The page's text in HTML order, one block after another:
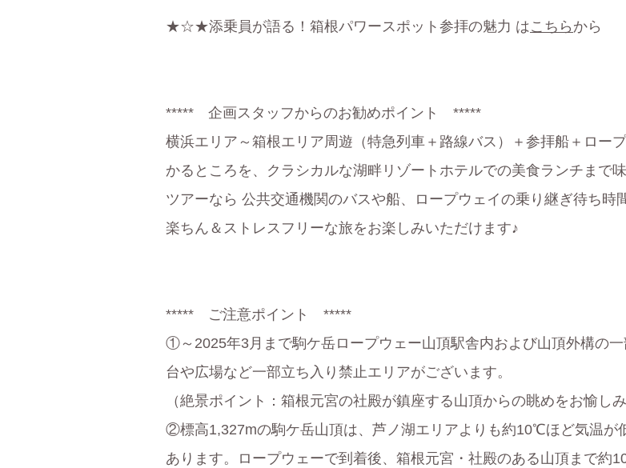
★☆★添乗員が語る！箱根パワースポット参拝の魅力 はこちら から
***** 企画スタッフからのお勧めポイント *****
横浜エリア～箱根エリア周遊（特急列車＋路線バス）＋参拝船＋ロー
かるところを、クラシカルな湖畔リゾートホテルでの美食ランチまで
ツアーなら 公共交通機関のバスや船、ロープウェイの乗り継ぎ待ち時
楽ちん＆ストレスフリーな旅をお楽しみいただけます♪
***** ご注意ポイント *****
①～2025年3月まで駒ケ岳ロープウェー山頂駅舎内および山頂外構の
台や広場など一部立ち入り禁止エリアがございます。
（絶景ポイント：箱根元宮の社殿が鎮座する山頂からの眺めをお愉し
②標高1,327mの駒ケ岳山頂は、芦ノ湖エリアよりも約10℃ほど気温が
あります。ロープウェーで到着後、箱根元宮・社殿のある山頂まで約